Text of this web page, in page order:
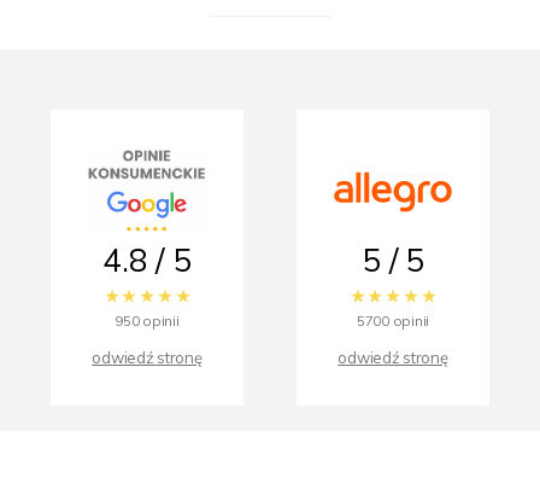
4.8 / 5
950 opinii
odwiedź stronę
5 / 5
5700 opinii
odwiedź stronę